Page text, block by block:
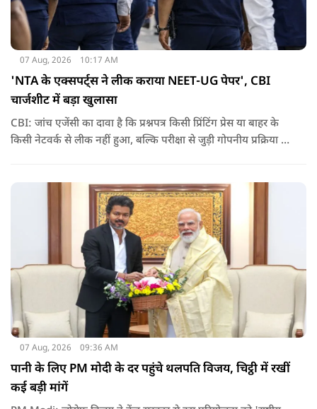
07 Aug, 2026 10:17 AM
'NTA के एक्सपर्ट्स ने लीक कराया NEET-UG पेपर', CBI
चार्जशीट में बड़ा खुलासा
CBI: जांच एजेंसी का दावा है कि प्रश्नपत्र किसी प्रिंटिंग प्रेस या बाहर के
किसी नेटवर्क से लीक नहीं हुआ, बल्कि परीक्षा से जुड़ी गोपनीय प्रक्रिया में
07 Aug, 2026 09:36 AM
पानी के लिए PM मोदी के दर पहुंचे थलपति विजय, चिट्ठी में रखीं
कई बड़ी मांगें